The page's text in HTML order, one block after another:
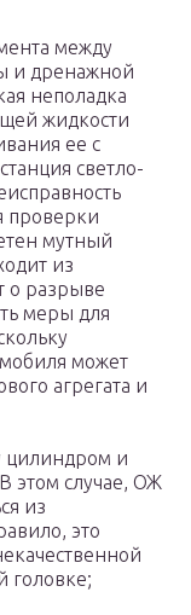
между
и дренажной
неполадка
жидкости
ее с
светло-
проверки
мутный
из
о разрыве
меры для
может
агрегата и
цилиндром и
этом случае, ОЖ
из
это
головке;